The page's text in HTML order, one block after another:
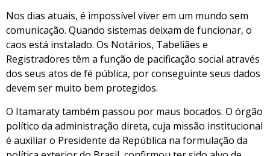
Nos dias atuais, é impossível viver em um mundo sem
comunicação. Quando sistemas deixam de funcionar, o
caos está instalado. Os Notários, Tabeliães e
Registradores têm a função de pacificação social através
dos seus atos de fé pública, por conseguinte seus dados
devem ser muito bem protegidos.
O Itamaraty também passou por maus bocados. O órgão
político da administração direta, cuja missão institucional
é auxiliar o Presidente da República na formulação da